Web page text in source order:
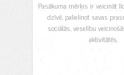
Pasākuma mērķis ir veicināt
dzīvē, palielinot savas
sociālās, veselību
aktivitātēs.